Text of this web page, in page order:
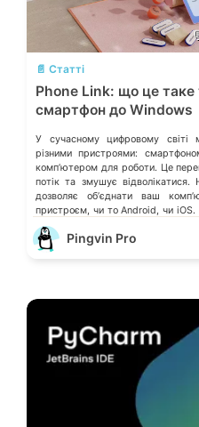
📄 Статті
Phone Link: що це таке
смартфон до Windows
У сучасному цифровому світі
різними пристроями:
компʼютером для роботи. Це
потік та змушує
дозволяє обʼєднати ваш
пристроєм, чи то Android, чи iOS.
смартфоном (Phone Link) від
своєрідний «міст» до функцій
Pingvin Pro